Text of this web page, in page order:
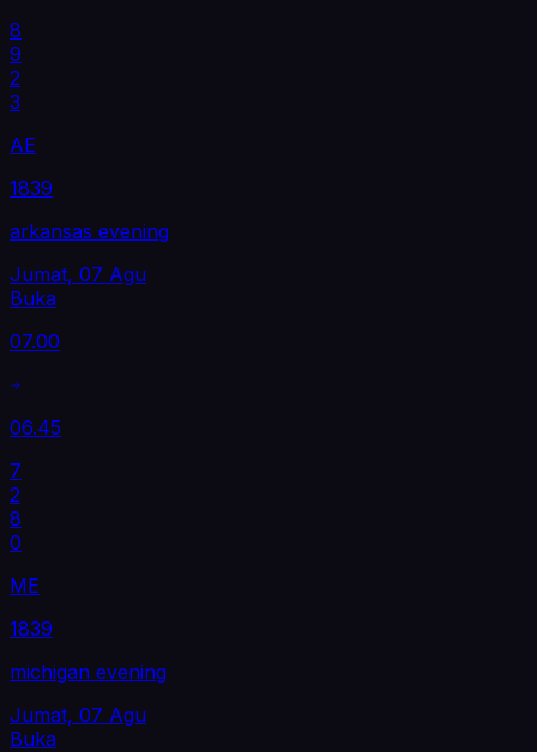
8
9
2
3
AE
1839
arkansas evening
Jumat, 07 Agu
Buka
07.00
06.45
7
2
8
0
ME
1839
michigan evening
Jumat, 07 Agu
Buka